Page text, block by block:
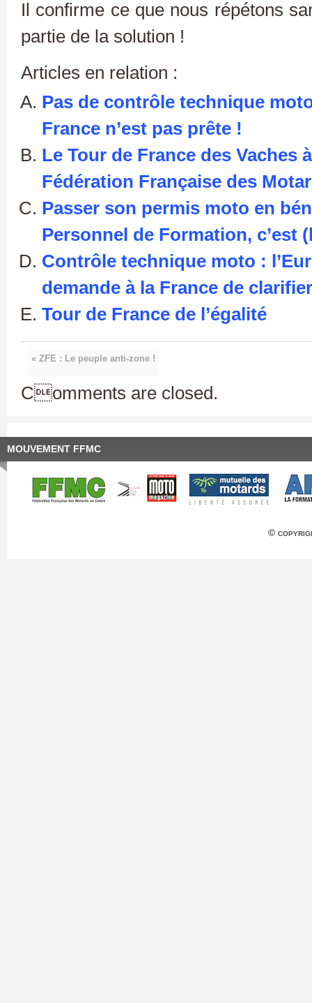
Il confirme ce que nous répétons
partie de la solution !
Articles en relation :
Pas de contrôle technique
France n’est pas prête !
Le Tour de France des Vaches
Fédération Française des
Passer son permis moto en
Personnel de Formation, c’est
Contrôle technique moto :
demande à la France de
Tour de France de l’égalité
« ZFE : Le peuple anti-zone !
Comments are closed.
MOUVEMENT FFMC
©